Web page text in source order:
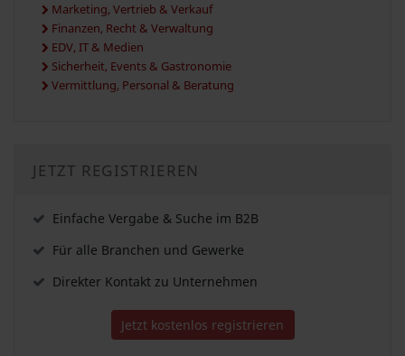
Marketing, Vertrieb & Verkauf
Finanzen, Recht & Verwaltung
EDV, IT & Medien
Sicherheit, Events & Gastronomie
Vermittlung, Personal & Beratung
JETZT REGISTRIEREN
Einfache Vergabe & Suche im B2B
Für alle Branchen und Gewerke
Direkter Kontakt zu Unternehmen
Jetzt kostenlos registrieren